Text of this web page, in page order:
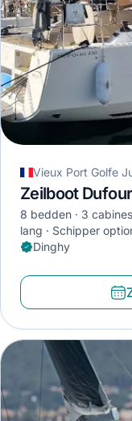
Vieux Port Golfe
Zeilboot
8 bedden 3 cabines
lang
Schipper
Dinghy